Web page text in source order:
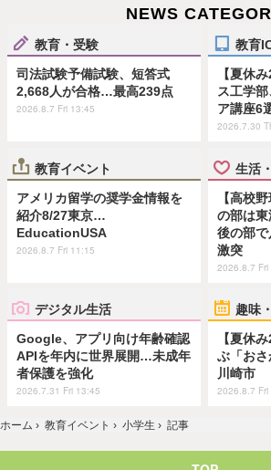
NEWS
教育・受験
司法試験予備試験、短答式
2,668人が合格…最高239点
2026.8.7 Fri 13:45
教育
【夏休
ス工学
ア講座6
2026.7.30
教育イベント
アメリカ留学の奨学金情報を
紹介8/27東京…
EducationUSA
2026.8.7 Fri 11:15
生活
【高校
の部は
後の部
激突
2026.8.7 Fri
デジタル生活
Google、アプリ向け年齢確認
APIを年内に世界展開…未成年
者保護を強化
2026.7.31 Fri 13:45
趣味
【夏休
ぶ「お
川崎市
2026.8.7 Fri
ホーム › 教育イベント › 小学生 › 記事